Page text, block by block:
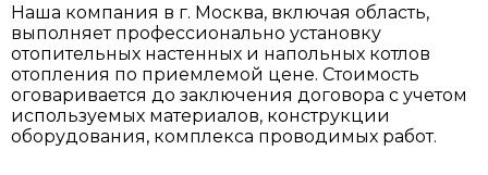
Наша компания в г. Москва, включая область,
выполняет профессионально установку
отопительных настенных и напольных котлов
отопления по приемлемой цене. Стоимость
оговаривается до заключения договора с учетом
используемых материалов, конструкции
оборудования, комплекса проводимых работ.